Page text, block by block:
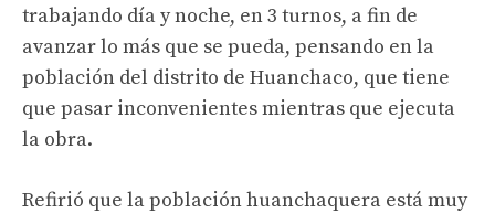
trabajando día y noche, en 3 turnos, a fin de
avanzar lo más que se pueda, pensando en la
población del distrito de Huanchaco, que tiene
que pasar inconvenientes mientras que ejecuta
la obra.
Refirió que la población huanchaquera está muy